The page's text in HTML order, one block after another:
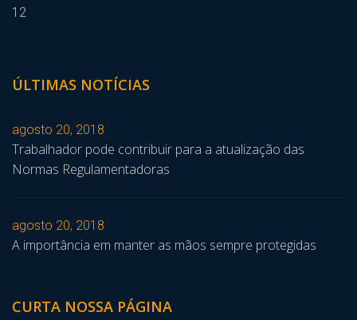
12
ÚLTIMAS NOTÍCIAS
agosto 20, 2018
Trabalhador pode contribuir para a atualização das
Normas Regulamentadoras
agosto 20, 2018
A importância em manter as mãos sempre protegidas
CURTA NOSSA PÁGINA